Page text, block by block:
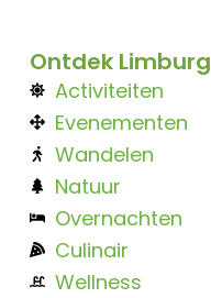
Ontdek Limburg
Activiteiten
Evenementen
Wandelen
Natuur
Overnachten
Culinair
Wellness